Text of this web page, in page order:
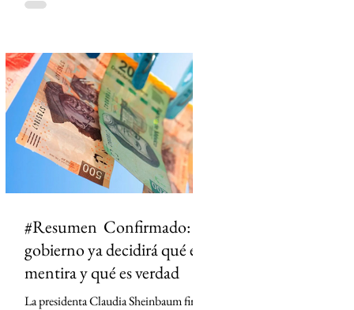
Creo que conocí la Ciudad de México
llave distinta y, con cada página, la
ciudad dejó de ser un punto en el mapa
para convertirse en un territorio de
historias. El primero en t
#Resumen Confirmado: el
gobierno ya decidirá qué es
mentira y qué es verdad
La presidenta Claudia Sheinbaum firmó